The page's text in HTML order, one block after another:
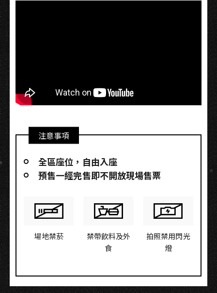
注意事項
全區座位，自由入座
預售一經完售即不開放現場售票
場地禁菸
禁帶飲料及外
食
拍照禁用閃光
燈